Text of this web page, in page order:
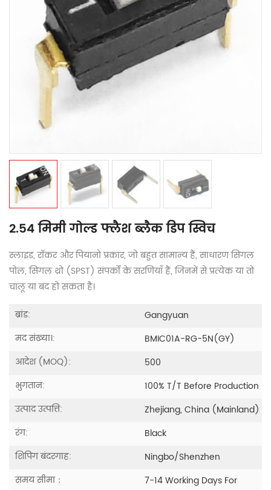
2.54 मिमी गोल्ड फ्लैश ब्लैक डिप स्विच
स्लाइड, रॉकर और पियानो प्रकार, जो बहुत सामान्य हैं, साधारण सिंगल
पोल, सिंगल थ्रो (SPST) संपर्कों के सरणियाँ हैं, जिनमें से प्रत्येक या तो
चालू या बंद हो सकता है।
ब्रांड:
Gangyuan
मद संख्या।:
BMIC01A-RG-5N(GY)
आदेश (MOQ):
500
भुगतान:
100% T/T Before Production
उत्पाद उत्पत्ति:
Zhejiang, China (Mainland)
रंग:
Black
शिपिंग बंदरगाह:
Ningbo/Shenzhen
समय सीमा：
7-14 Working Days For